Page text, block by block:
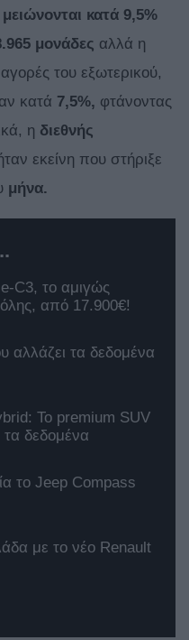
μειώνονται κατά 9,5%
μονάδες αλλά η
του εξωτερικού,
κατά 7,5%, φτάνοντας
η διεθνής
εκείνη που στήριξε
μήνα.
C3, το αμιγώς
από 17.900€!
αλλάζει τα δεδομένα
Το premium SUV
τα δεδομένα
το Jeep Compass
με το νέο Renault